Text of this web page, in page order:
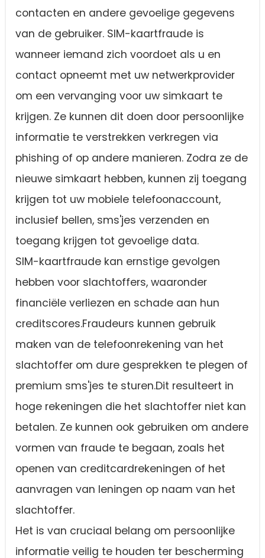
contacten en andere gevoelige gegevens
van de gebruiker. SIM-kaartfraude is
wanneer iemand zich voordoet als u en
contact opneemt met uw netwerkprovider
om een vervanging voor uw simkaart te
krijgen. Ze kunnen dit doen door persoonlijke
informatie te verstrekken verkregen via
phishing of op andere manieren. Zodra ze de
nieuwe simkaart hebben, kunnen zij toegang
krijgen tot uw mobiele telefoonaccount,
inclusief bellen, sms'jes verzenden en
toegang krijgen tot gevoelige data.
SIM-kaartfraude kan ernstige gevolgen
hebben voor slachtoffers, waaronder
financiële verliezen en schade aan hun
creditscores.Fraudeurs kunnen gebruik
maken van de telefoonrekening van het
slachtoffer om dure gesprekken te plegen of
premium sms'jes te sturen.Dit resulteert in
hoge rekeningen die het slachtoffer niet kan
betalen. Ze kunnen ook gebruiken om andere
vormen van fraude te begaan, zoals het
openen van creditcardrekeningen of het
aanvragen van leningen op naam van het
slachtoffer.
Het is van cruciaal belang om persoonlijke
informatie veilig te houden ter bescherming